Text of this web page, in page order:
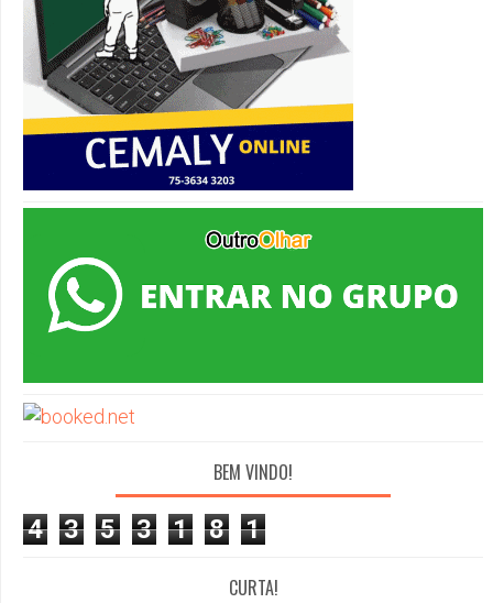
BEM VINDO!
4 3 5 3 1 8 1
CURTA!